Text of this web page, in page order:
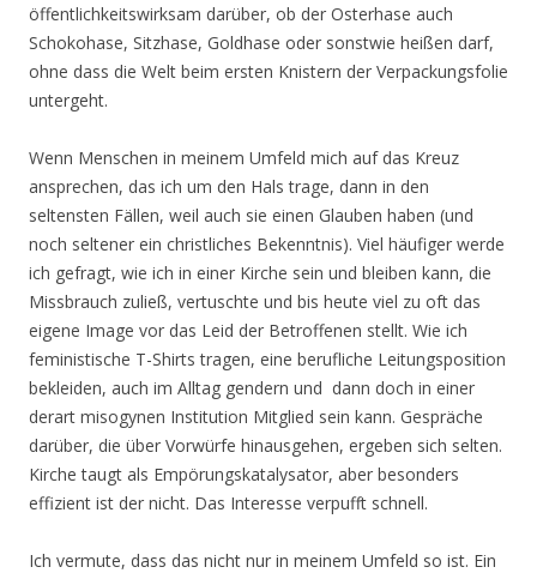
öffentlichkeitswirksam darüber, ob der Osterhase auch
Schokohase, Sitzhase, Goldhase oder sonstwie heißen darf,
ohne dass die Welt beim ersten Knistern der Verpackungsfolie
untergeht.
Wenn Menschen in meinem Umfeld mich auf das Kreuz
ansprechen, das ich um den Hals trage, dann in den
seltensten Fällen, weil auch sie einen Glauben haben (und
noch seltener ein christliches Bekenntnis). Viel häufiger werde
ich gefragt, wie ich in einer Kirche sein und bleiben kann, die
Missbrauch zuließ, vertuschte und bis heute viel zu oft das
eigene Image vor das Leid der Betroffenen stellt. Wie ich
feministische T-Shirts tragen, eine berufliche Leitungsposition
bekleiden, auch im Alltag gendern und dann doch in einer
derart misogynen Institution Mitglied sein kann. Gespräche
darüber, die über Vorwürfe hinausgehen, ergeben sich selten.
Kirche taugt als Empörungskatalysator, aber besonders
effizient ist der nicht. Das Interesse verpufft schnell.
Ich vermute, dass das nicht nur in meinem Umfeld so ist. Ein